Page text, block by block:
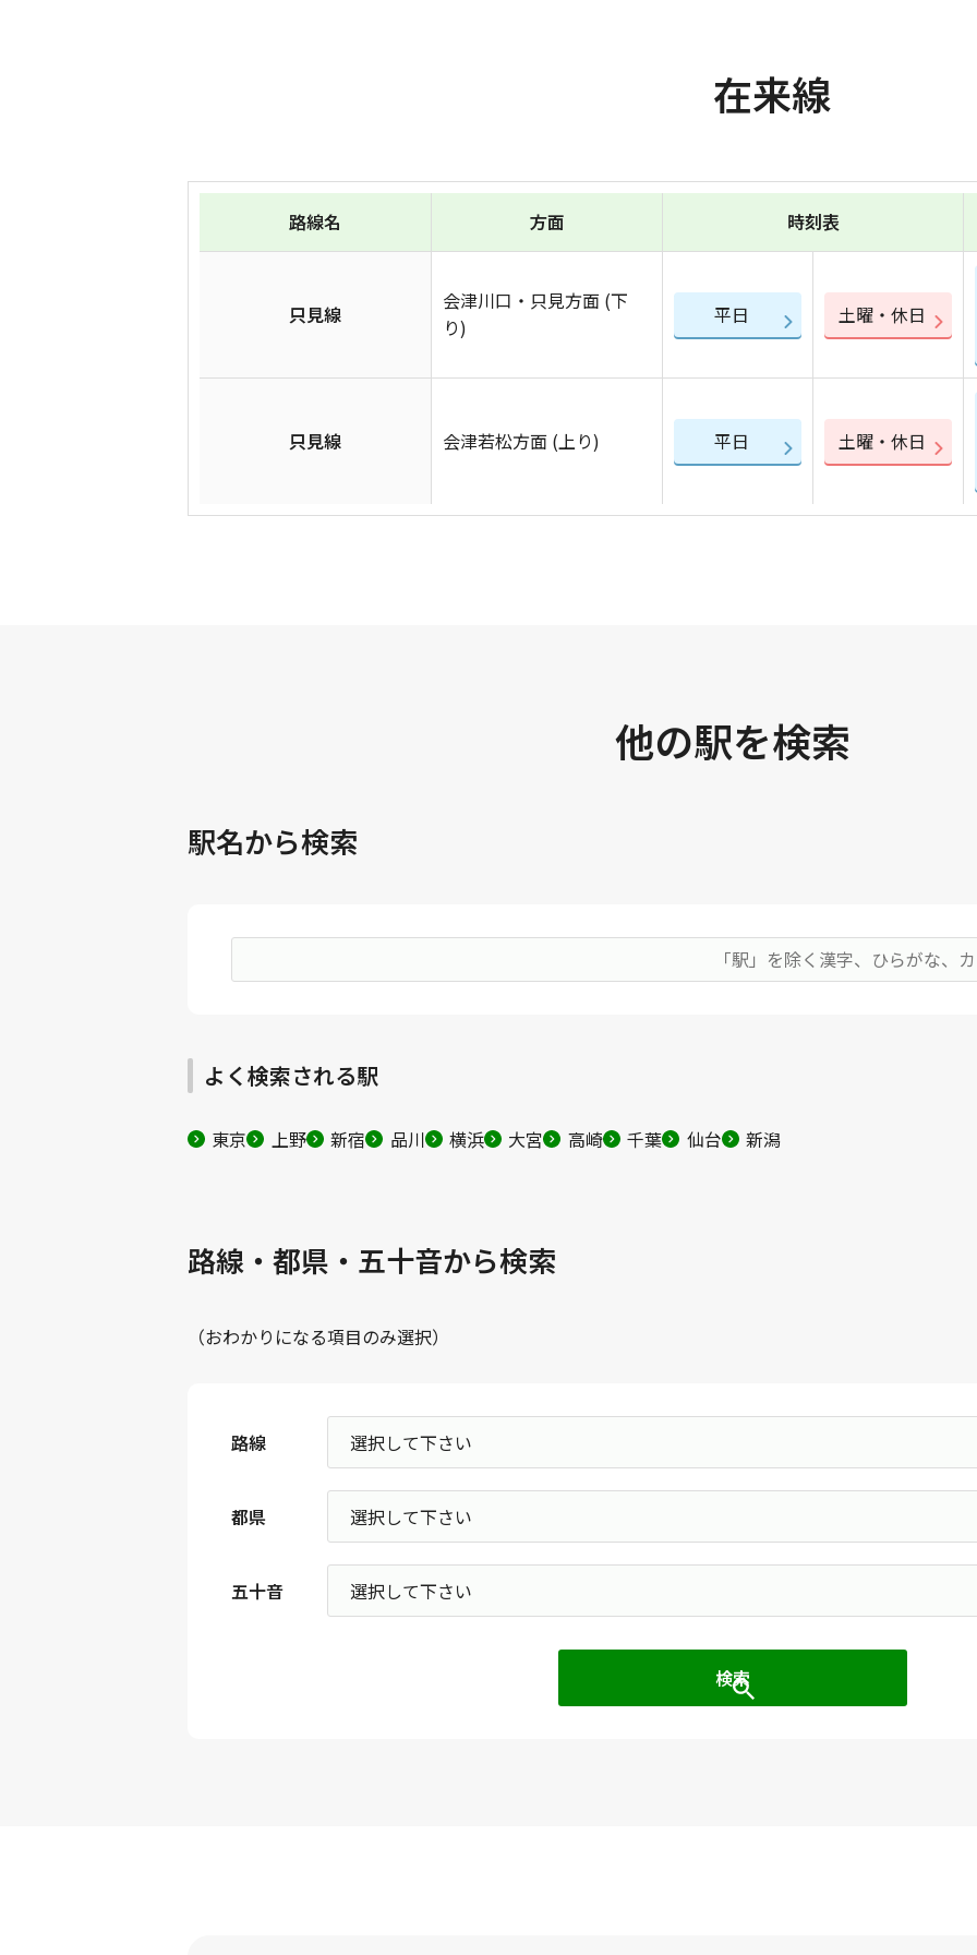
在来線
路線名 方面 時刻表
只見線
会津川口・只見方面 (下
り)
平日 土曜・休日
只見線 会津若松方面 (上り) 平日 土曜・休日
他の駅を検索
駅名から検索
よく検索される駅
東京 上野 新宿 品川 横浜 大宮 高崎 千葉 仙台 新潟
路線・都県・五十音から検索
（おわかりになる項目のみ選択）
路線
都県
五十音